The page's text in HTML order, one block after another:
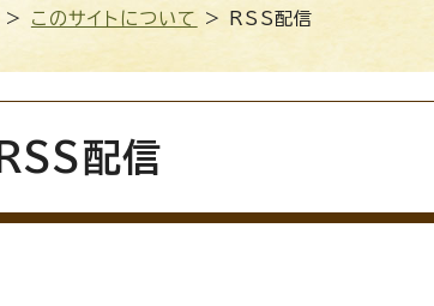
> このサイトについて > RSS配信
RSS配信